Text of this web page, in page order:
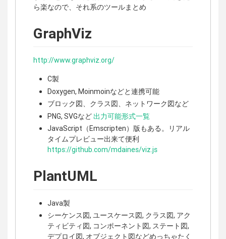
ら楽なので、それ系のツールまとめ
GraphViz
http://www.graphviz.org/
C製
Doxygen, Moinmoinなどと連携可能
ブロック図、クラス図、ネットワーク図など
PNG, SVGなど出力可能形式一覧
JavaScript（Emscripten）版もある。リアル
タイムプレビュー出来て便利
https://github.com/mdaines/viz.js
PlantUML
Java製
シーケンス図, ユースケース図, クラス図, アク
ティビティ図, コンポーネント図, ステート図,
デプロイ図, オブジェクト図などめっちゃたく